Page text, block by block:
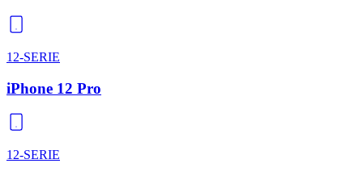
12-SERIE
iPhone 12 Pro
12-SERIE